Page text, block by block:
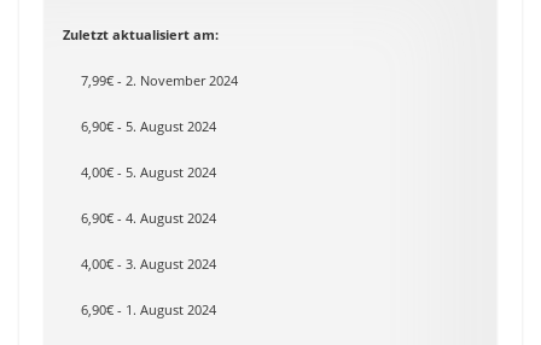
Zuletzt aktualisiert am:
7,99€ - 2. November 2024
6,90€ - 5. August 2024
4,00€ - 5. August 2024
6,90€ - 4. August 2024
4,00€ - 3. August 2024
6,90€ - 1. August 2024